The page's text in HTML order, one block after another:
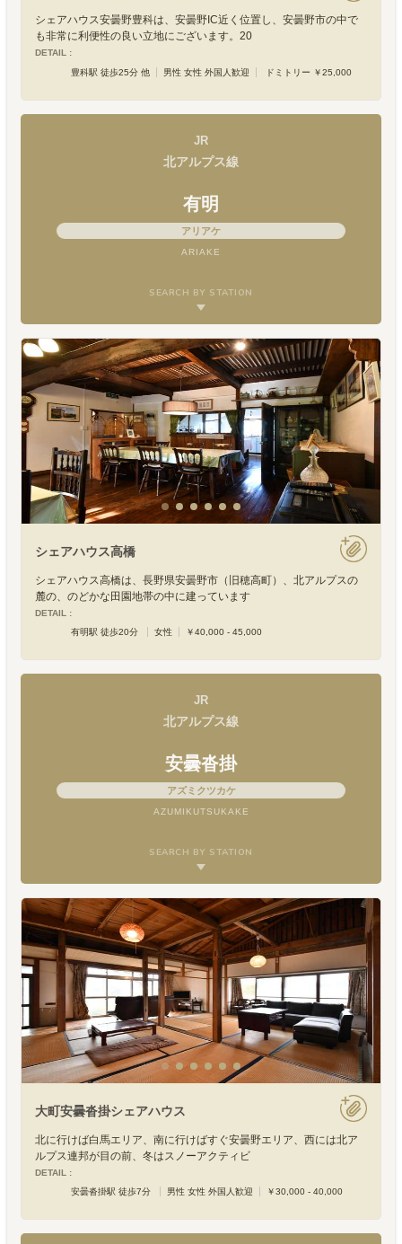
シェアハウス安曇野豊科は、安曇野IC近く位置し、安曇野市の中で
も非常に利便性の良い立地にございます。20
DETAIL :
豊科駅 徒歩25分 他
男性 女性 外国人歓迎 ドミトリー ￥25,000
JR
北アルプス線
有明
アリアケ
ARIAKE
SEARCH BY STATION
シェアハウス高橋
シェアハウス高橋は、長野県安曇野市（旧穂高町）、北アルプスの
麓の、のどかな田園地帯の中に建っています
DETAIL :
有明駅 徒歩20分
女性 ￥40,000 - 45,000
JR
北アルプス線
安曇沓掛
アズミクツカケ
AZUMIKUTSUKAKE
SEARCH BY STATION
大町安曇沓掛シェアハウス
北に行けば白馬エリア、南に行けばすぐ安曇野エリア、西には北ア
ルプス連邦が目の前、冬はスノーアクティビ
DETAIL :
安曇沓掛駅 徒歩7分
男性 女性 外国人歓迎 ￥30,000 - 40,000